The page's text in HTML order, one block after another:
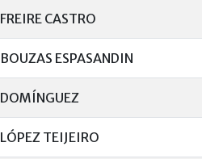
FREIRE CASTRO
BOUZAS ESPASANDIN
DOMÍNGUEZ
LÓPEZ TEIJEIRO